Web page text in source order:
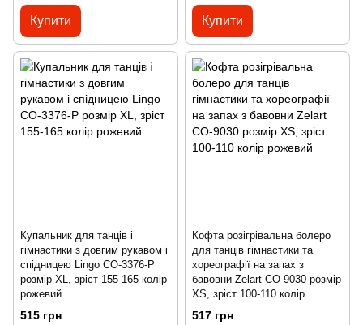
Купити Купити
Купальник для танців і
гімнастики з довгим рукавом і
спідницею Lingo CO-3376-P
розмір XL, зріст 155-165 колір
рожевий
515 грн
Кофта розігрівальна болеро
для танців гімнастики та
хореографії на запах з
бавовни Zelart CO-9030 розмір
XS, зріст 100-110 колір
517 грн